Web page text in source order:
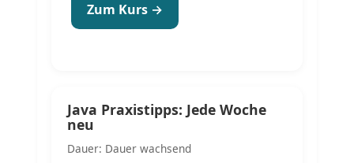
Zum Kurs →
Java Praxistipps: Jede Woche
neu
Dauer: Dauer wachsend